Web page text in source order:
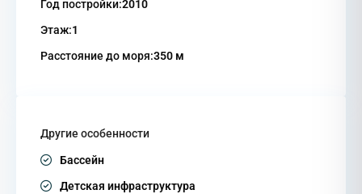
Год постройки:2010
Этаж:1
Расстояние до моря:350 м
Другие особенности
Бассейн
Детская инфраструктура